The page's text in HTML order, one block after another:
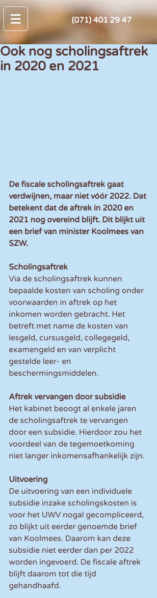
(071) 401 29 47
Ook nog scholingsaftrek
in 2020 en 2021
De fiscale scholingsaftrek gaat
verdwijnen, maar niet vóór 2022. Dat
betekent dat de aftrek in 2020 en
2021 nog overeind blijft. Dit blijkt uit
een brief van minister Koolmees van
SZW.
Scholingsaftrek
Via de scholingsaftrek kunnen
bepaalde kosten van scholing onder
voorwaarden in aftrek op het
inkomen worden gebracht. Het
betreft met name de kosten van
lesgeld, cursusgeld, collegegeld,
examengeld en van verplicht
gestelde leer- en
beschermingsmiddelen.
Aftrek vervangen door subsidie
Het kabinet beoogt al enkele jaren
de scholingsaftrek te vervangen
door een subsidie. Hierdoor zou het
voordeel van de tegemoetkoming
niet langer inkomensafhankelijk zijn.
Uitvoering
De uitvoering van een individuele
subsidie inzake scholingskosten is
voor het UWV nogal gecompliceerd,
zo blijkt uit eerder genoemde brief
van Koolmees. Daarom kan deze
subsidie niet eerder dan per 2022
worden ingevoerd. De fiscale aftrek
blijft daarom tot die tijd
gehandhaafd.